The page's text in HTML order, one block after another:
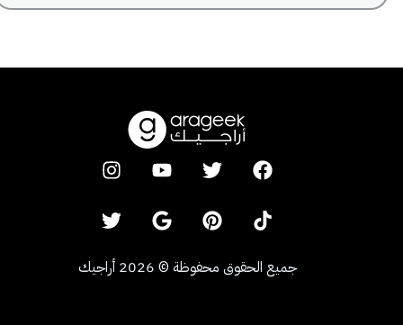
جميع الحقوق محفوظة ©
2026 أراجيك